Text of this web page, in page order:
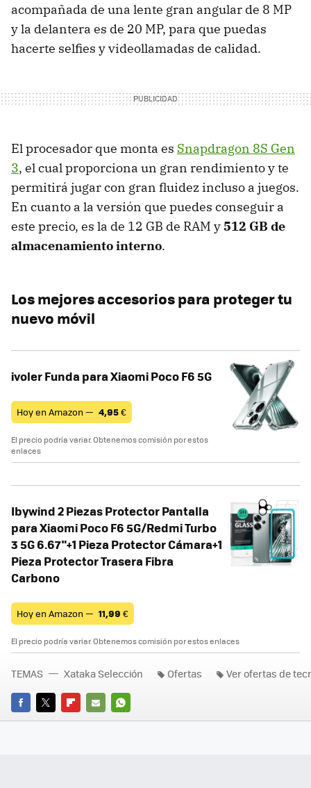
acompañada de una lente gran angular de 8 MP
y la delantera es de 20 MP, para que puedas
hacerte selfies y videollamadas de calidad.
El procesador que monta es Snapdragon 8S Gen
3, el cual proporciona un gran rendimiento y te
permitirá jugar con gran fluidez incluso a juegos.
En cuanto a la versión que puedes conseguir a
este precio, es la de 12 GB de RAM y512 GB de
almacenamiento interno.
Los mejores accesorios para proteger tu
nuevo móvil
ivoler Funda para Xiaomi Poco F6 5G
Hoy en Amazon — 4,95€
El precio podría variar. Obtenemos comisión por estos
enlaces
Ibywind 2 Piezas Protector Pantalla
para Xiaomi Poco F6 5G/Redmi Turbo
3 5G 6.67"+1 Pieza Protector Cámara+1
Pieza Protector Trasera Fibra
Carbono
Hoy en Amazon — 11,99 €
El precio podría variar. Obtenemos comisión por estos enlaces
FACEBOOK
TWITTERFLIPBOARD
E-
WHATSAPP
TEMAS Xataka Selección Ofertas Ver ofertas de